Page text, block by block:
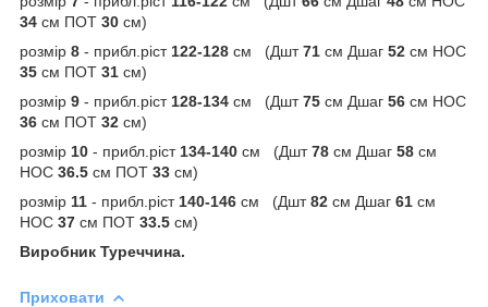
34 см ПОТ 30 см)
розмір 8 - прибл.ріст 122-128 см (Дшт71 см Дшаг 52 см НОС
35 см ПОТ 31 см)
розмір 9 - прибл.ріст 128-134 см (Дшт75 см Дшаг 56 см НОС
36 см ПОТ 32 см)
розмір 10 - прибл.ріст 134-140 см (Дшт78 см Дшаг 58 см
НОС 36.5 см ПОТ 33 см)
розмір 11 - прибл.ріст 140-146 см (Дшт82 см Дшаг 61 см
НОС 37 см ПОТ 33.5 см)
Виробник Туреччина.
Приховати